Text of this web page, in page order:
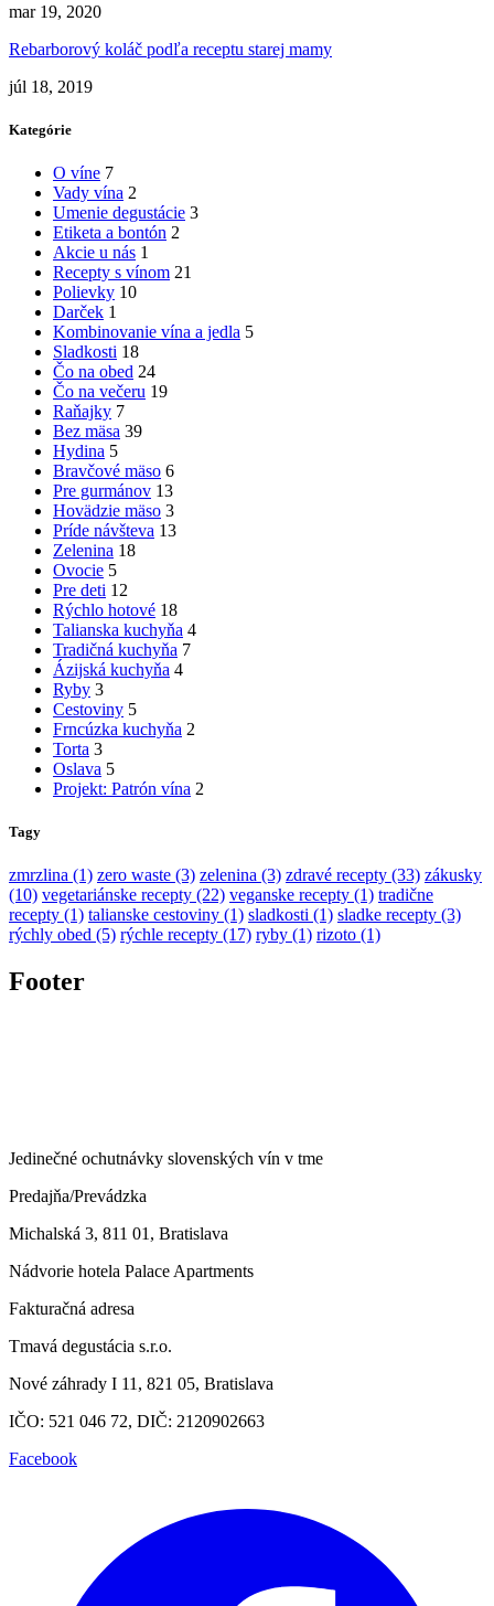
mar 19, 2020
Rebarborový koláč podľa receptu starej mamy
júl 18, 2019
Kategórie
O víne 7
Vady vína 2
Umenie degustácie 3
Etiketa a bontón 2
Akcie u nás 1
Recepty s vínom 21
Polievky 10
Darček 1
Kombinovanie vína a jedla 5
Sladkosti 18
Čo na obed 24
Čo na večeru 19
Raňajky 7
Bez mäsa 39
Hydina 5
Bravčové mäso 6
Pre gurmánov 13
Hovädzie mäso 3
Príde návšteva 13
Zelenina 18
Ovocie 5
Pre deti 12
Rýchlo hotové 18
Talianska kuchyňa 4
Tradičná kuchyňa 7
Ázijská kuchyňa 4
Ryby 3
Cestoviny 5
Frncúzka kuchyňa 2
Torta 3
Oslava 5
Projekt: Patrón vína 2
Tagy
zmrzlina (1) zero waste (3) zelenina (3) zdravé recepty (33) zákusky
(10) vegetariánske recepty (22) veganske recepty (1) tradične
recepty (1) talianske cestoviny (1) sladkosti (1) sladke recepty (3)
rýchly obed (5) rýchle recepty (17) ryby (1) rizoto (1)
Footer
Jedinečné ochutnávky slovenských vín v tme
Predajňa/Prevádzka
Michalská 3, 811 01, Bratislava
Nádvorie hotela Palace Apartments
Fakturačná adresa
Tmavá degustácia s.r.o.
Nové záhrady I 11, 821 05, Bratislava
IČO: 521 046 72, DIČ: 2120902663
Facebook